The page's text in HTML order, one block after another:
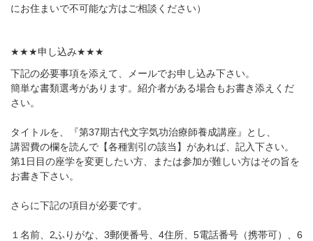
にお住まいで不可能な方はご相談ください）
★★★申し込み★★★
下記の必要事項を添えて、メールでお申し込み下さい。
簡単な書類選考があります。紹介者がある場合もお書き添えくだ
さい。
タイトルを、『第37期古代文字気功治療師養成講座』とし、
講習費の欄を読んで【各種割引の該当】があれば、記入下さい。
第1 日目の座学を変更したい方、または参加が難しい方はその旨を
お書き下さい。
さらに下記の項目が必要です。
１名前、 2ふりがな、 3郵便番号、 4住所、 5電話番号（携帯可）、 6